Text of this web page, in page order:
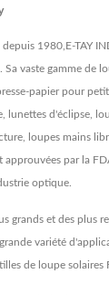
depuis 1980,E-TAY
Sa vaste gamme de
papier pour
lunettes d'éclipse,
loupes mains
approuvées par la
optique.
grands et des plus
variété
de loupe solaires